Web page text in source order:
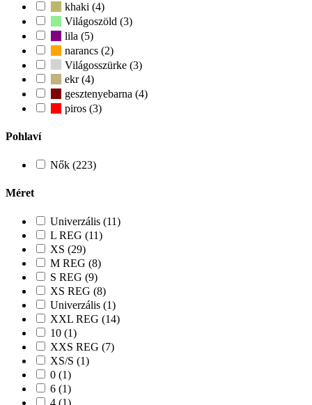
khaki (4)
Világoszöld (3)
lila (5)
narancs (2)
Világosszürke (3)
ekr (4)
gesztenyebarna (4)
piros (3)
Pohlaví
Nők (223)
Méret
Univerzális (11)
L REG (11)
XS (29)
M REG (8)
S REG (9)
XS REG (8)
Univerzális (1)
XXL REG (14)
10 (1)
XXS REG (7)
XS/S (1)
0 (1)
6 (1)
4 (1)